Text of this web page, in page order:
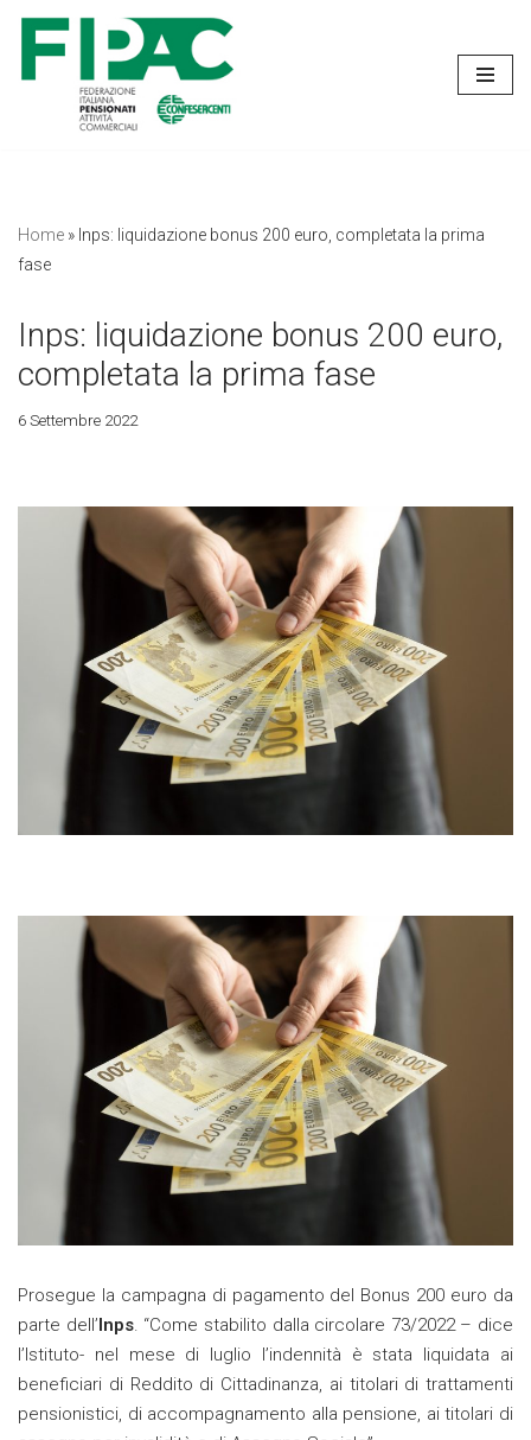
Vai
contenuto
Home » Inps: liquidazione bonus 200 euro, completata la prima
fase
Inps: liquidazione bonus 200 euro,
completata la prima fase
6 Settembre 2022
Prosegue la campagna di pagamento del Bonus 200 euro da
parte dell’Inps. “Come stabilito dalla circolare 73/2022 – dice
l’Istituto- nel mese di luglio l’indennità è stata liquidata ai
beneficiari di Reddito di Cittadinanza, ai titolari di trattamenti
pensionistici, di accompagnamento alla pensione, ai titolari di